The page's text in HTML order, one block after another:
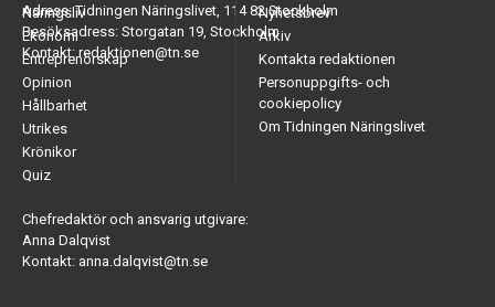
Adress: Tidningen Näringslivet, 114 82 Stockholm
Besöksadress: Storgatan 19, Stockholm
Kontakt: redaktionen@tn.se
Näringsliv
Ekonomi
Entreprenörskap
Opinion
Hållbarhet
Utrikes
Krönikor
Quiz
Nyhetsbrev
Arkiv
Kontakta redaktionen
Personuppgifts- och
cookiepolicy
Om Tidningen Näringslivet
Chefredaktör och ansvarig utgivare:
Anna Dalqvist
Kontakt: anna.dalqvist@tn.se